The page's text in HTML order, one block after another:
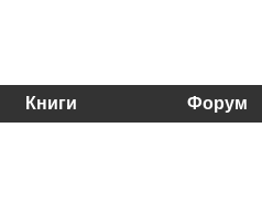
Книги Форум